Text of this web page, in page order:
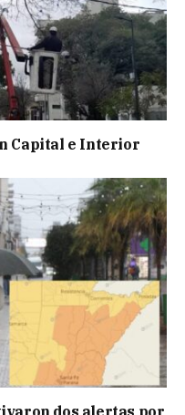
Capital e Interior
dos alertas por